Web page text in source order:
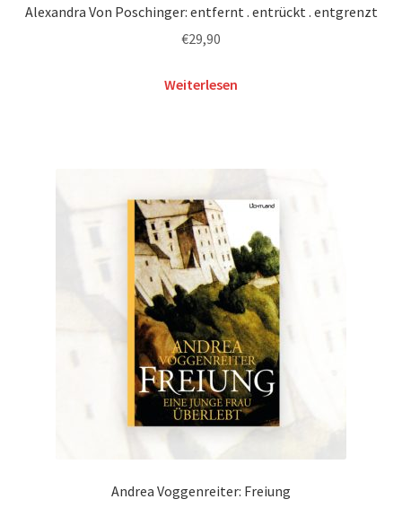
Alexandra Von Poschinger: entfernt . entrückt . entgrenzt
€29,90
Weiterlesen
Andrea Voggenreiter: Freiung